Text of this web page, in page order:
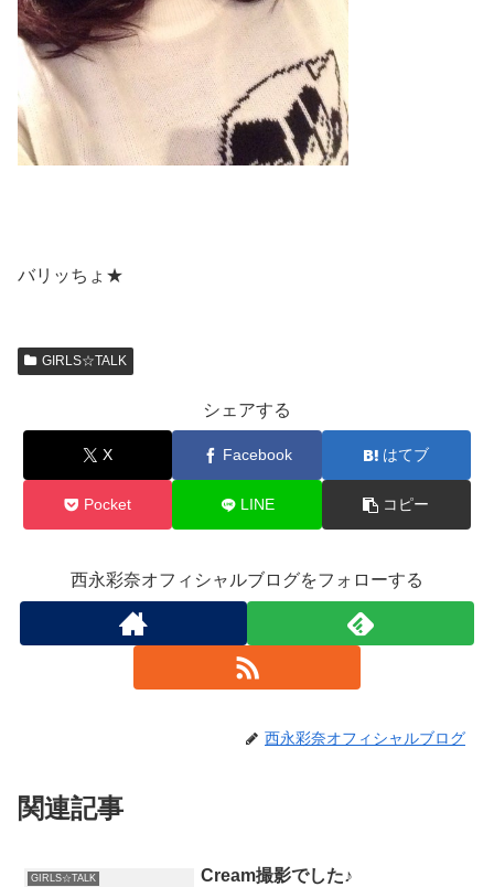
バリッちょ★
GIRLS☆TALK
シェアする
X Facebook はてブ
Pocket LINE コピー
西永彩奈オフィシャルブログをフォローする
西永彩奈オフィシャルブログ
関連記事
GIRLS☆TALK Cream撮影でした♪